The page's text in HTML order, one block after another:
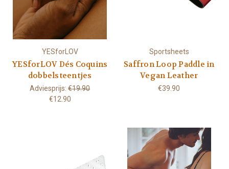
YESforLOV
YESforLOV Dés Coquins
dobbelsteentjes
Adviesprijs:€19.90
€12.90
Sportsheets
Saffron Loop Paddle in
Vegan Leather
€39.90